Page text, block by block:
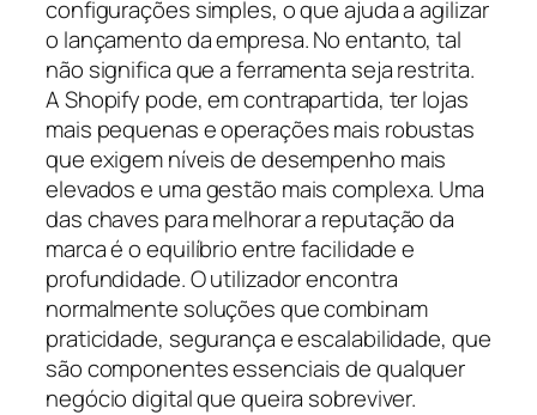
configurações simples, o que ajuda a agilizar
o lançamento da empresa. No entanto, tal
não significa que a ferramenta seja restrita.
A Shopify pode, em contrapartida, ter lojas
mais pequenas e operações mais robustas
que exigem níveis de desempenho mais
elevados e uma gestão mais complexa. Uma
das chaves para melhorar a reputação da
marca é o equilíbrio entre facilidade e
profundidade. O utilizador encontra
normalmente soluções que combinam
praticidade, segurança e escalabilidade, que
são componentes essenciais de qualquer
negócio digital que queira sobreviver.